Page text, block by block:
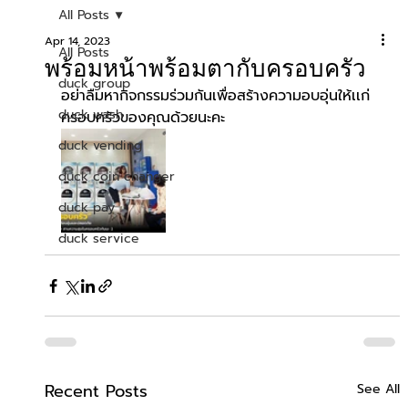
All Posts
duck group
duck wash
duck vending
duck coin changer
duck pay
duck service
All Posts
พร้อมหน้าพร้อมตากับครอบครัว
Apr 14, 2023
อย่าลืมหากิจกรรมร่วมกันเพื่อสร้างความอบอุ่นให้เเก่
ครอบครัวของคุณด้วยนะคะ
Recent Posts See All